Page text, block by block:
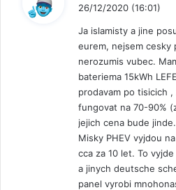
s
a
l
:
26/12/2020 (16:01)
Ja islamisty a jine
eurem, nejsem
nerozumis vubec.
bateriema 15kWh
prodavam po tisicich
fungovat na 70-90%
jejich cena bude
Misky PHEV vyjdou
cca za 10 let. To
a jinych deutsche
panel vyrobi